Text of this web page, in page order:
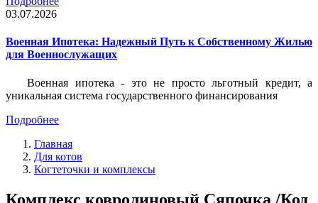
03.07.2026
Военная Ипотека: Надежный Путь к Собственному Жилью
для Военнослужащих
Военная ипотека - это не просто льготный кредит, а
уникальная система государственного финансирования
Подробнее
Главная
Для котов
Когтеточки и комплексы
Комплекс ковролиновый Сяпочка /Код